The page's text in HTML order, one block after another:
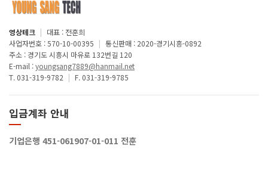
영상테크 | 대표 : 전훈희
사업자번호 : 570-10-00395 | 통신판매 : 2020-경기시흥-0892
주소 : 경기도 시흥시 마유로 132번길 120
E-mail :youngsang7889@hanmail.net
T. 031-319-9782 | F. 031-319-9785
입금계좌 안내
기업은행 451-061907-01-011 전훈